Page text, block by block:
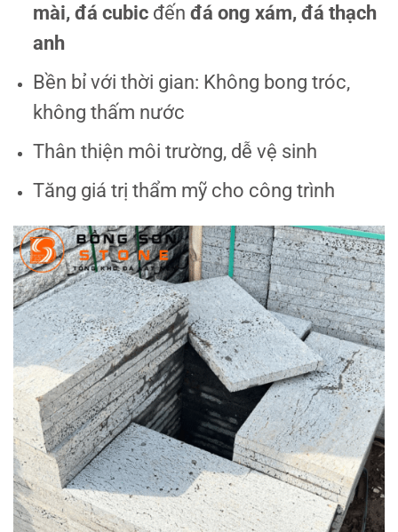
mài, đá cubicđến đá ong xám, đá thạch
anh
Bền bỉ với thời gian: Không bong tróc,
không thấm nước
Thân thiện môi trường, dễ vệ sinh
Tăng giá trị thẩm mỹ cho công trình